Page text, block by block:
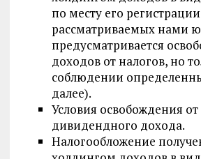
по месту его
рассматриваемых нами
предусматривается
доходов от налогов, но
соблюдении
далее).
Условия освобождения от
дивидендного дохода.
Налогообложение